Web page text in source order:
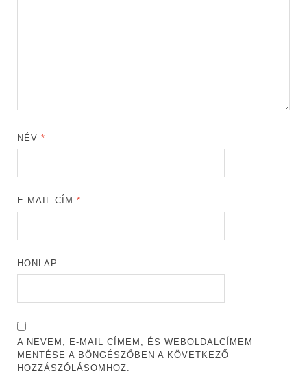
NÉV*
E-MAIL CÍM*
HONLAP
A NEVEM, E-MAIL CÍMEM, ÉS WEBOLDALCÍMEM
MENTÉSE A BÖNGÉSZŐBEN A KÖVETKEZŐ
HOZZÁSZÓLÁSOMHOZ.